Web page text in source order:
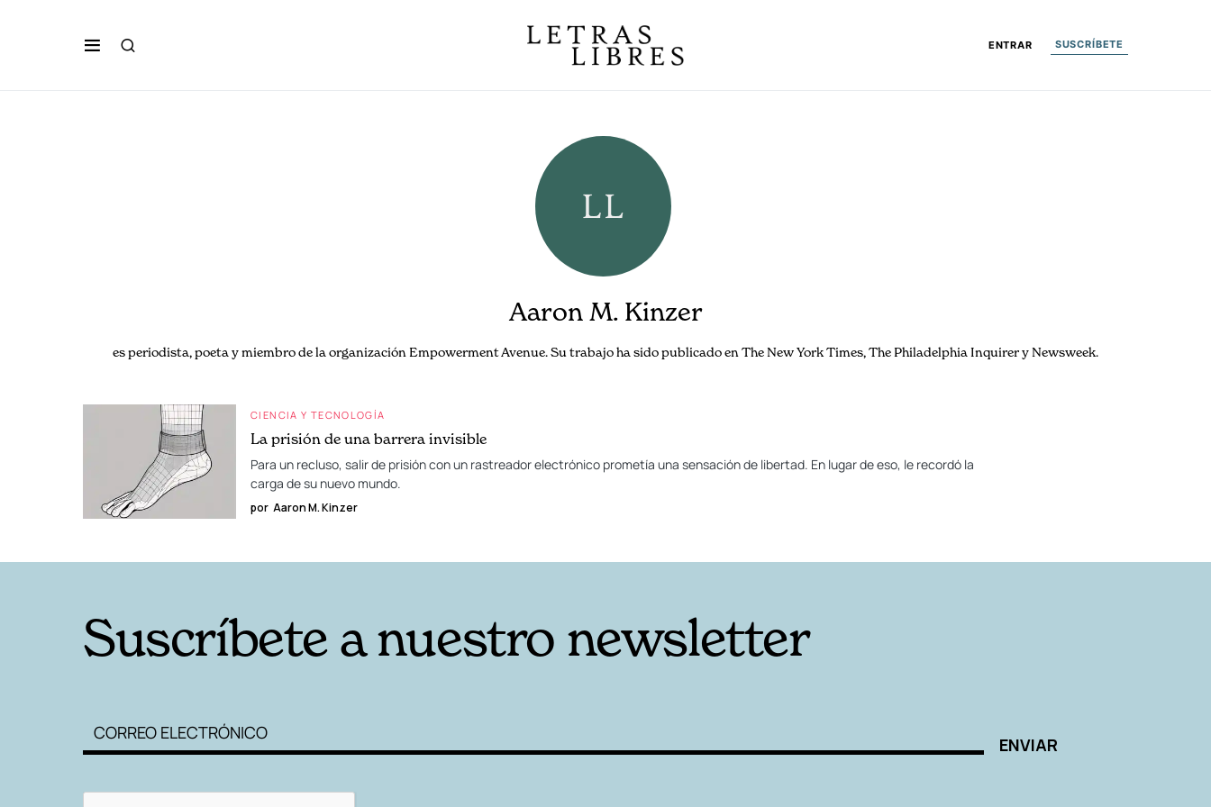
ENTRAR SUSCRÍBETE
Aaron M. Kinzer
es periodista, poeta y miembro de la organización Empowerment Avenue. Su trabajo ha sido publicado en The New York Times, The Philadelphia Inquirer y Newsweek.
CIENCIA Y TECNOLOGÍA
La prisión de una barrera invisible
Para un recluso, salir de prisión con un rastreador electrónico prometía una sensación de libertad. En lugar de eso, le recordó la
carga de su nuevo mundo.
por Aaron M. Kinzer
Suscríbete a nuestro newsletter